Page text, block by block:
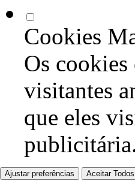
Cookies
Os cookies
visitantes
que eles
Ajustar preferências Aceitar Todos